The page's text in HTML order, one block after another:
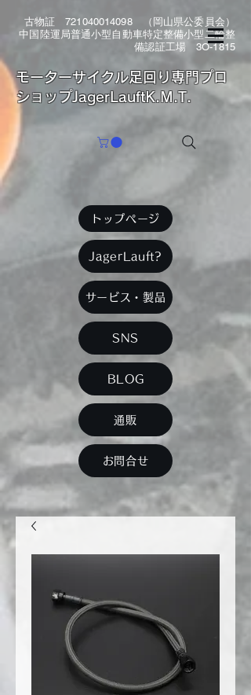
古物証 721040014098（岡山県公委員会）
中国陸運局普通小型自動車特定整備小型二輪整
備認証工場 3O-1815
​モーターサイクル足回り専門プロ
ショップJagerLauftK.M.T.
トップページ
JagerLauft?
サービス・製品
SNS
BLOG
通販
お問合せ